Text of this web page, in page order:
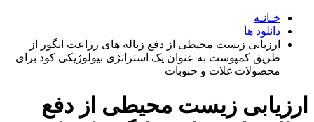
خـانـه
دانلود ها
ارزیابی زیست محیطی از دفع زباله های زراعت انگور از
طریق کمپوست به عنوان یک استراتژی بیولوژیکی کود برای
محصولات غلات و حبوبات
ارزیابی زیست محیطی از دفع